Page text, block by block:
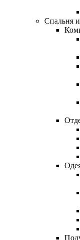
Спальня и